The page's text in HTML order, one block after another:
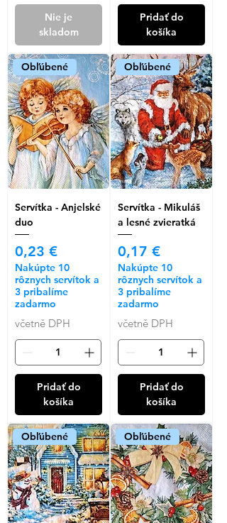
Nie je
skladom
Pridať do
košíka
Obľúbené
Servítka - Anjelské
duo
Cena
0,23 €
Nakúpte 10
rôznych servítok a
3 pribalíme
zadarmo
včetně DPH
Pridať do
košíka
Obľúbené
Servítka - Mikuláš
a lesné zvieratká
Cena
0,17 €
Nakúpte 10
rôznych servítok a
3 pribalíme
zadarmo
včetně DPH
Pridať do
košíka
Obľúbené Obľúbené